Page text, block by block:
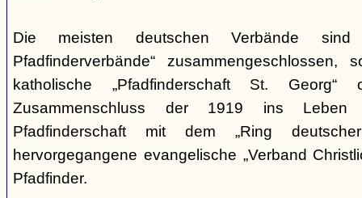
Die meisten deutschen Verbände
Pfadfinderverbände“
katholische „Pfadfinderschaft St.
Zusammenschluss der 1919 ins Leben
Pfadfinderschaft mit dem „Ring deutscher
hervorgegangene evangelische „Verband
Pfadfinder.